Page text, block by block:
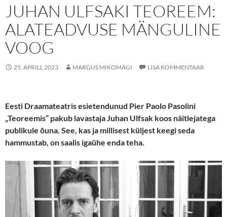
JUHAN ULFSAKI TEOREEM:
ALATEADVUSE MÄNGULINE
VOOG
25. APRILL 2023 MARGUS MIKOMÄGI LISA KOMMENTAAR
Eesti Draamateatris esietendunud Pier Paolo Pasolini
„Teoreemis” pakub lavastaja Juhan Ulfsak koos näitlejatega
publikule õuna. See, kas ja millisest küljest keegi seda
hammustab, on saalis igaühe enda teha.